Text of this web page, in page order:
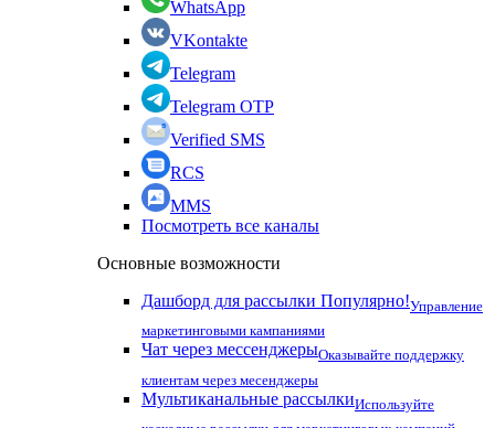
WhatsApp
VKontakte
Telegram
Telegram OTP
Verified SMS
RCS
MMS
Посмотреть все каналы
Основные возможности
Дашборд для рассылки Популярно!Управление
маркетинговыми кампаниями
Чат через мессенджерыОказывайте поддержку
клиентам через месенджеры
Мультиканальные рассылкиИспользуйте